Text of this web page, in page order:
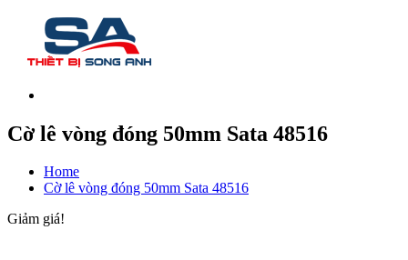
Cờ lê vòng đóng 50mm Sata 48516
Home
Cờ lê vòng đóng 50mm Sata 48516
Giảm giá!